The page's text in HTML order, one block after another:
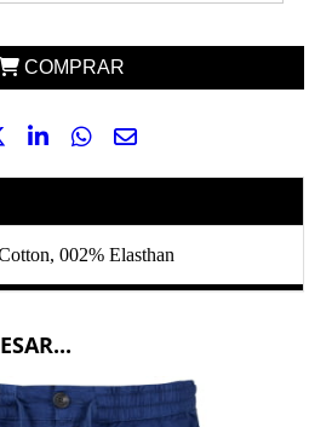
COMPRAR
002% Elasthan